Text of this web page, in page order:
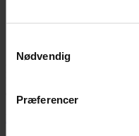
Nødvendig
Præferencer
CVR-nr. 39473348